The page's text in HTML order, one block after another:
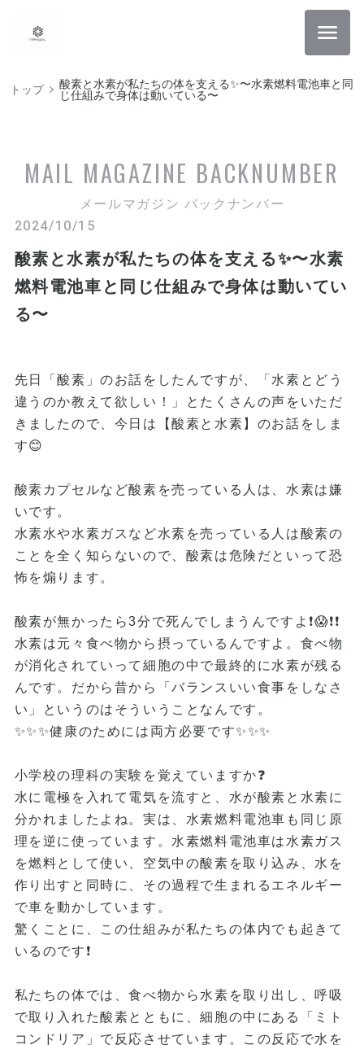
トップ
酸素と水素が私たちの体を支える✨〜水素燃料電池車と同
じ仕組みで身体は動いている〜
MAIL MAGAZINE BACKNUMBER
メールマガジン バックナンバー
2024/10/15
酸素と水素が私たちの体を支える✨〜水素
燃料電池車と同じ仕組みで身体は動いてい
る〜
先日「酸素」のお話をしたんですが、「水素とどう
違うのか教えて欲しい！」とたくさんの声をいただ
きましたので、今日は【酸素と水素】のお話をしま
す😊
酸素カプセルなど酸素を売っている人は、水素は嫌
いです。
水素水や水素ガスなど水素を売っている人は酸素の
ことを全く知らないので、酸素は危険だといって恐
怖を煽ります。
酸素が無かったら3分で死んでしまうんですよ❗😱❗❗
水素は元々食べ物から摂っているんですよ。食べ物
が消化されていって細胞の中で最終的に水素が残る
んです。だから昔から「バランスいい食事をしなさ
い」というのはそういうことなんです。
✨✨✨健康のためには両方必要です✨✨✨
小学校の理科の実験を覚えていますか❓
水に電極を入れて電気を流すと、水が酸素と水素に
分かれましたよね。実は、水素燃料電池車も同じ原
理を逆に使っています。水素燃料電池車は水素ガス
を燃料として使い、空気中の酸素を取り込み、水を
作り出すと同時に、その過程で生まれるエネルギー
で車を動かしています。
驚くことに、この仕組みが私たちの体内でも起きて
いるのです❗
私たちの体では、食べ物から水素を取り出し、呼吸
で取り入れた酸素とともに、細胞の中にある「ミト
コンドリア」で反応させています。この反応で水を